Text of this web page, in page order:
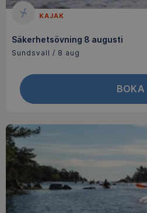
KAJAK
Säkerhetsövning 8 augusti
Sundsvall / 8 aug
BOKA